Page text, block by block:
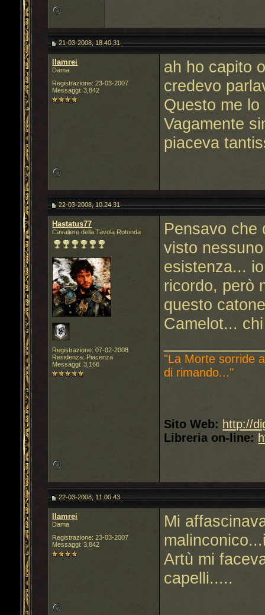
21-03-2008, 18.40.31
llamrei
Dama
Registrazione: 23-03-2007
Messaggi: 3,842
ah ho capito
credevo
Questo me
Vagamente
piaceva
22-03-2008, 10.24.31
Hastatus77
Cavaliere della Tavola Rotonda
Registrazione: 07-02-2008
Residenza: Piacenza
Messaggi: 3,166
Pensavo che
visto
esistenza...
ricordo, però
questo
Camelot...
"La Morte sorride
di rimando..."
Sito Web: http://
Libreria on-line:
22-03-2008, 11.00.43
llamrei
Dama
Registrazione: 23-03-2007
Messaggi: 3,842
Mi
Artù mi
capelli.....